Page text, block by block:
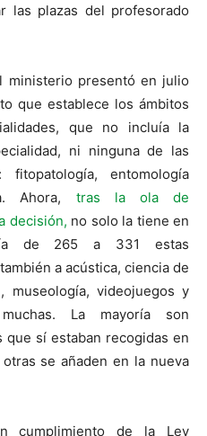
las plazas del profesorado
ministerio presentó en julio
que establece los ámbitos
que no incluía la
ni ninguna de las
entomología
Ahora, tras la ola de
decisión, no solo la tiene en
de 265 a 331 estas
a acústica, ciencia de
museología, videojuegos y
La mayoría son
que sí estaban recogidas en
se añaden en la nueva
cumplimiento de la Ley